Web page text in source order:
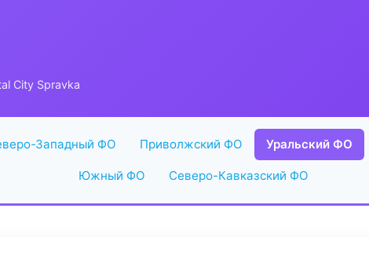
City Spravka
Западный ФО Приволжский ФО Уральский ФО
Южный ФО Северо-Кавказский ФО